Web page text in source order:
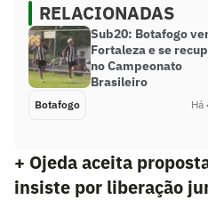
RELACIONADAS
Sub20: Botafogo
Fortaleza e se
no Campeonato
Brasileiro
Botafogo Há
+ Ojeda aceita
insiste por liberação